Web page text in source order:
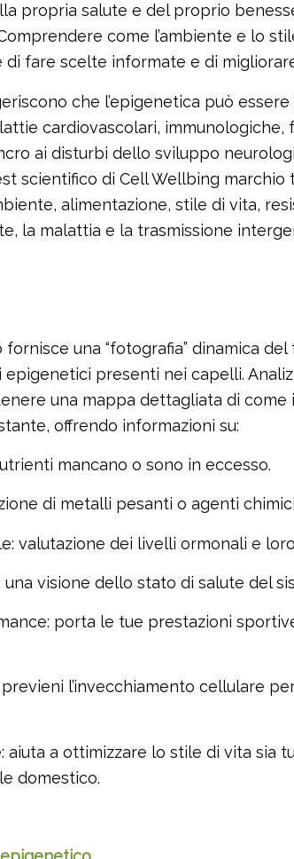
propria salute e del proprio
come l’ambiente e lo
fare scelte informate e di
che l’epigenetica può
cardiovascolari, immunologiche,
ai disturbi dello sviluppo
scientifico di Cell Wellbing
alimentazione, stile di vita,
la malattia e la trasmissione
una “fotografia” dinamica
epigenetici presenti nei capelli.
una mappa dettagliata di come
offrendo informazioni su:
mancano o sono in eccesso.
di metalli pesanti o agenti
valutazione dei livelli ormonali e
visione dello stato di salute del
porta le tue prestazioni
previeni l’invecchiamento cellulare
aiuta a ottimizzare lo stile di vita sia
domestico.